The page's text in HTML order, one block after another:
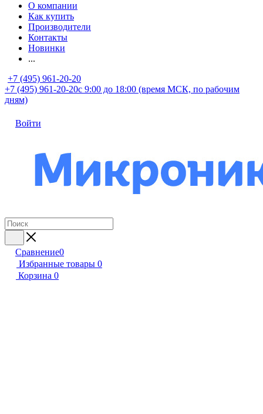
О компании
Как купить
Производители
Контакты
Новинки
...
+7 (495) 961-20-20
+7 (495) 961-20-20с 9:00 до 18:00 (время МСК, по рабочим
дням)
Войти
Сравнение0
Избранные товары 0
Корзина 0